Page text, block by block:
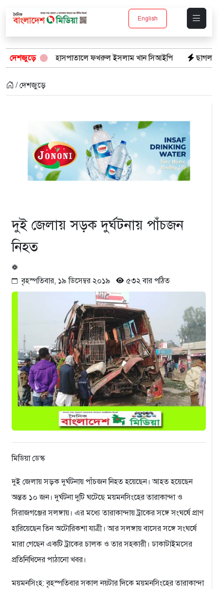
English
দেশজুড়েফখরুল ইসলাম খান সিআইপি ছাগলনাইয়ায় চিহ্নিত ডাকাত
/ দেশজুড়ে
দুই জেলায় সড়ক দুর্ঘটনায় পাঁচজন
নিহত
বৃহস্পতিবার, ১৯ ডিসেম্বর ২০১৯ ৫৩২ বার পঠিত
মিডিয়া ডেস্ক
দুই জেলায় সড়ক দুর্ঘটনায় পাঁচজন নিহত হয়েছেন। আহত হয়েছেন
অন্তত ১০ জন। দুর্ঘটনা দুটি ঘটেছে ময়মনসিংহের তারাকান্দা ও
সিরাজগঞ্জের সলঙ্গায়। এর মধ্যে তারাকান্দায় ট্রাকের সঙ্গে সংঘর্ষে প্রাণ
হারিয়েছেন তিন অটোরিকশা যাত্রী। আর সলঙ্গায় বাসের সঙ্গে সংঘর্ষে
মারা গেছেন একটি ট্রাকের চালক ও তার সহকারী। ঢাকাটাইমসের
প্রতিনিধিদের পাঠানো খবর।
ময়মনসিংহ: বৃহস্পতিবার সকাল নয়টার দিকে ময়মনসিংহের তারাকান্দা